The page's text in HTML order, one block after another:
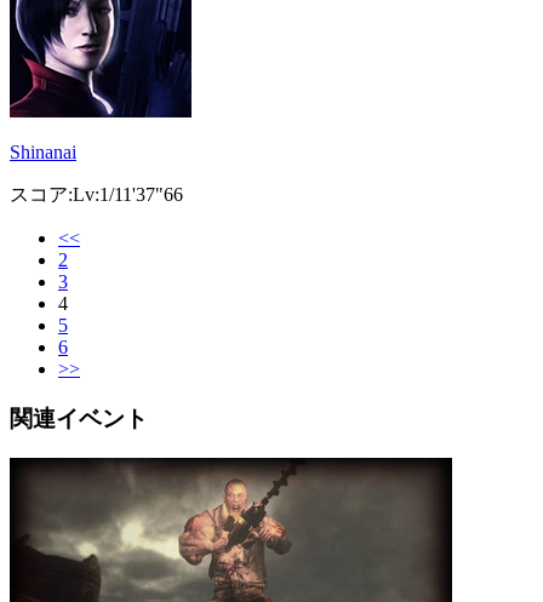
Shinanai
スコア:Lv:1/11'37"66
<<
2
3
4
5
6
>>
関連イベント